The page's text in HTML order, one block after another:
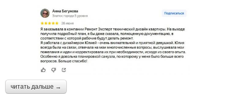
читать дальше →